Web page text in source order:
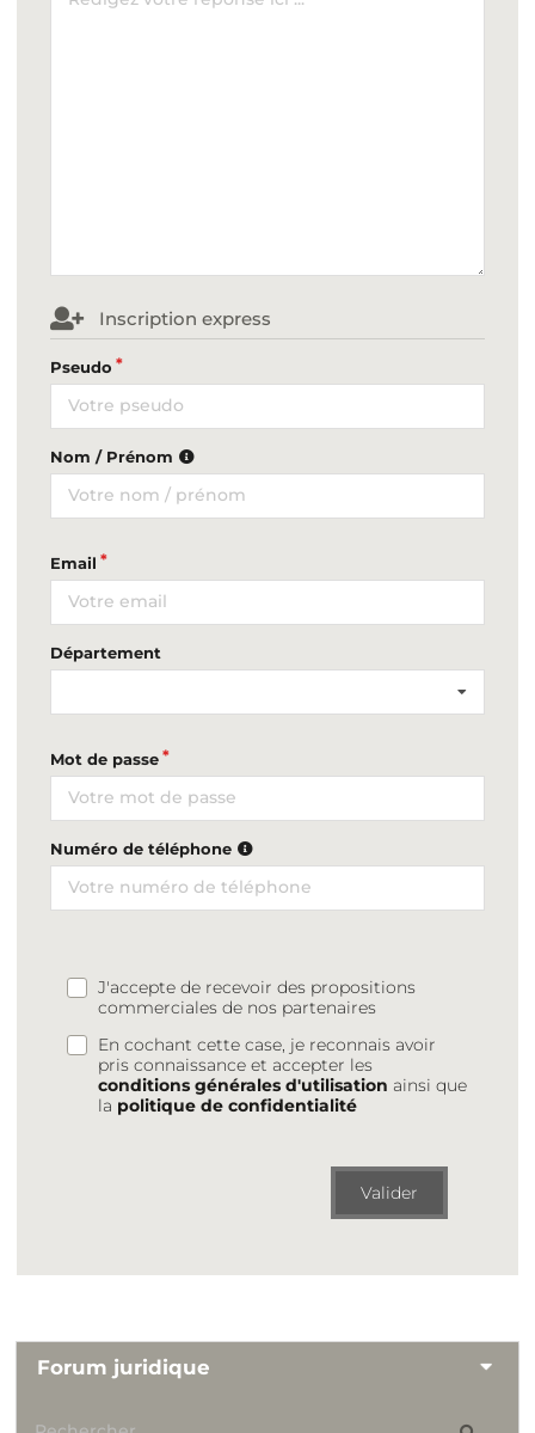
Inscription express
Pseudo
Nom / Prénom
Email
Département
Mot de passe
Numéro de téléphone
J'accepte de recevoir des propositions
commerciales de nos partenaires
En cochant cette case, je reconnais avoir
pris connaissance et accepter les
conditions générales d'utilisation ainsi que
la politique de confidentialité
Valider
Forum juridique